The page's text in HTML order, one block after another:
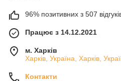
96% позитивних з 507
Працює з 14.12.2021
м. Харків
Харків, Україна, Харків,
Контакти